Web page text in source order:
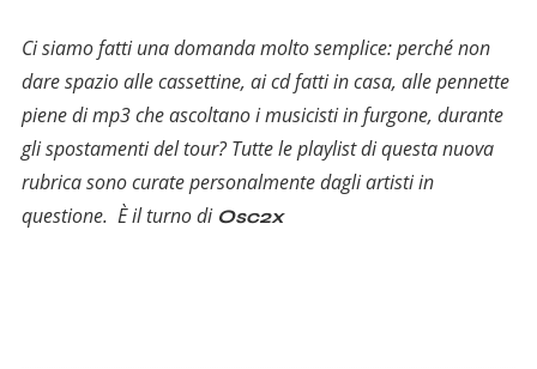
Ci siamo fatti una domanda molto semplice: perché non
dare spazio alle cassettine, ai cd fatti in casa, alle pennette
piene di mp3 che ascoltano i musicisti in furgone, durante
gli spostamenti del tour? Tutte le playlist di questa nuova
rubrica sono curate personalmente dagli artisti in
questione. È il turno di Osc2x